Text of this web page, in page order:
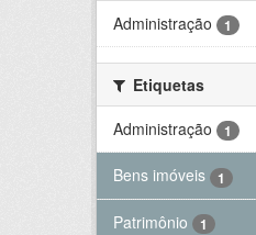
Administração
1
Etiquetas
Administração
1
Bens imóveis 1
Patrimônio 1